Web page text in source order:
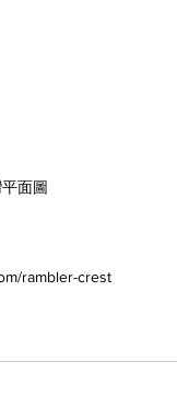
面圖
rambler-crest